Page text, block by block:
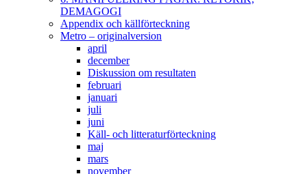
DEMAGOGI
Appendix och källförteckning
Metro – originalversion
april
december
Diskussion om resultaten
februari
januari
juli
juni
Käll- och litteraturförteckning
maj
mars
november